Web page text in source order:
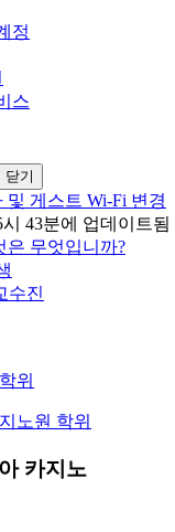
정
스
닫기
및 게스트 Wi-Fi 변경
43분에 업데이트됨
은 무엇입니까?
수진
위
노원 학위
카지노